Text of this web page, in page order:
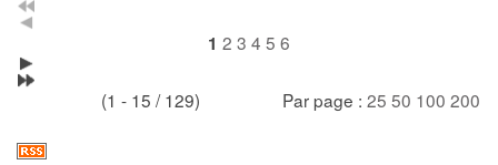
1 2 3 4 5 6
(1 - 15 / 129) Par page : 25 50 100 200